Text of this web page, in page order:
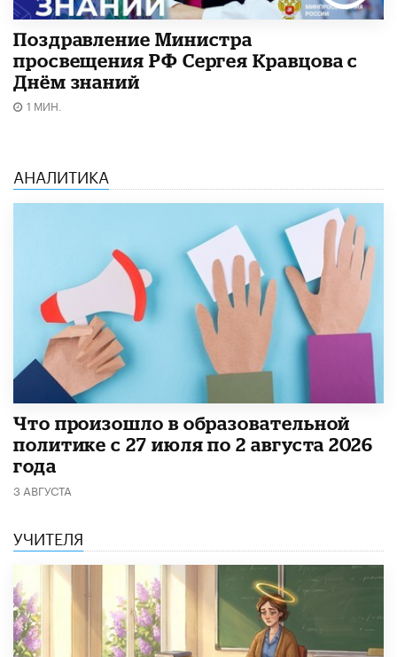
Поздравление Министра
просвещения РФ Сергея Кравцова с
Днём знаний
1 МИН.
АНАЛИТИКА
​Что произошло в образовательной
политике с 27 июля по 2 августа 2026
года
3 АВГУСТА
УЧИТЕЛЯ